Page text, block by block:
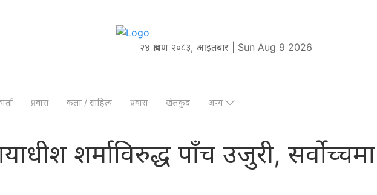
२४ श्रावण २०८३, आइतबार | Sun Aug 9 2026
प्रवास कला / साहित्य प्रवास खेलकुद अन्य
शर्माविरुद्ध पाँच उजुरी,